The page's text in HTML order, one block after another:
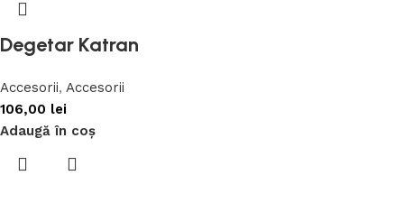
Degetar Katran
Accesorii, Accesorii
106,00 lei
Adaugă în coș